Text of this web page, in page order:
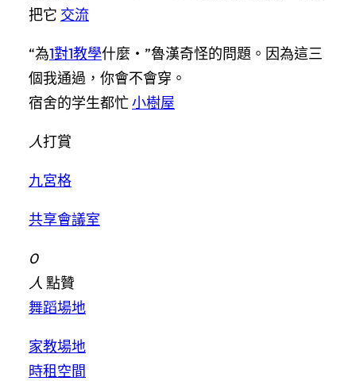
把它 交流
“為1對1教學什麼‧”魯漢奇怪的問題。因為這三
個我通過，你會不會穿。
宿舍的学生都忙小樹屋
人打賞
九宮格
共享會議室
0
人 點贊
舞蹈場地
家教場地
時租空間